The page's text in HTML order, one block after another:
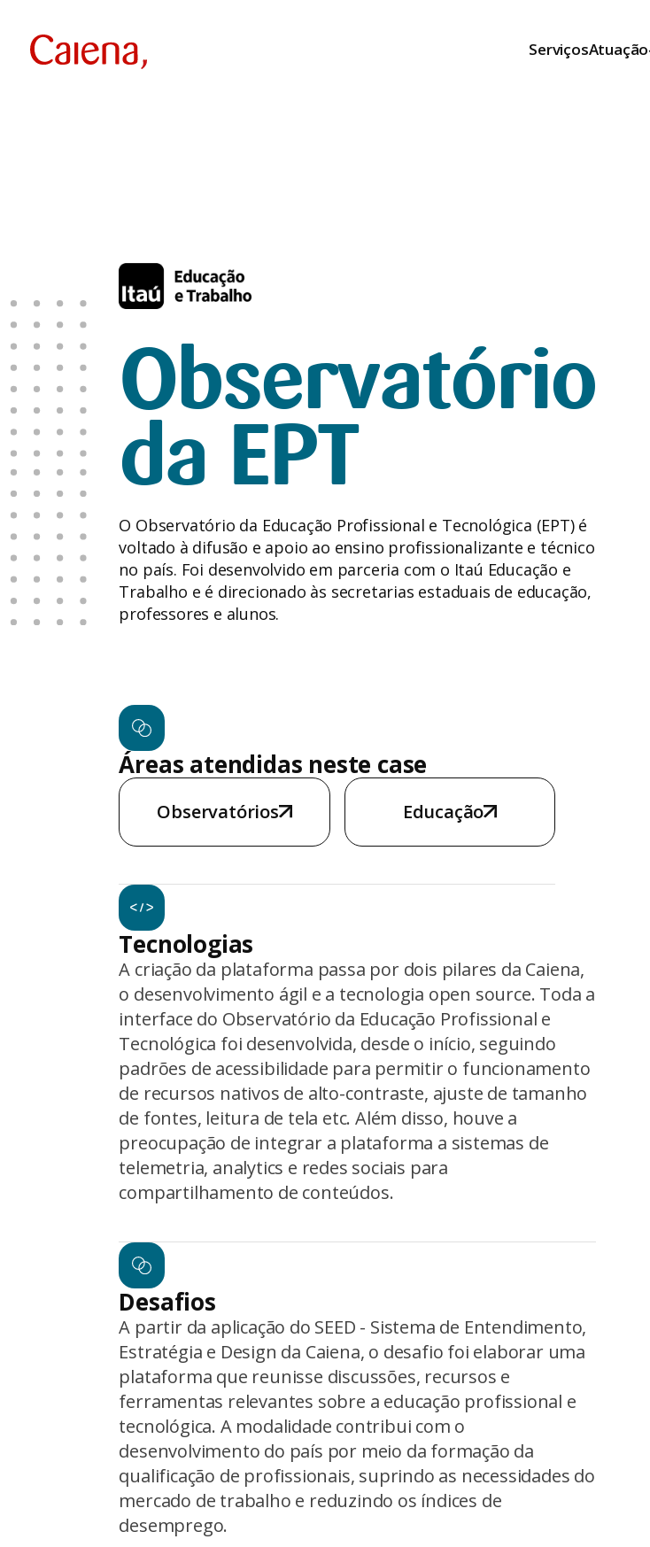
ServiçosAtuação
Observatório
da EPT
O Observatório da Educação Profissional e Tecnológica (EPT) é
voltado à difusão e apoio ao ensino profissionalizante e técnico
no país. Foi desenvolvido em parceria com o Itaú Educação e
Trabalho e é direcionado às secretarias estaduais de educação,
professores e alunos.
Áreas atendidas neste case
Observatórios Educação
Tecnologias
A criação da plataforma passa por dois pilares da Caiena,
o desenvolvimento ágil e a tecnologia open source. Toda a
interface do Observatório da Educação Profissional e
Tecnológica foi desenvolvida, desde o início, seguindo
padrões de acessibilidade para permitir o funcionamento
de recursos nativos de alto-contraste, ajuste de tamanho
de fontes, leitura de tela etc. Além disso, houve a
preocupação de integrar a plataforma a sistemas de
telemetria, analytics e redes sociais para
compartilhamento de conteúdos.
Desafios
A partir da aplicação do SEED - Sistema de Entendimento,
Estratégia e Design da Caiena, o desafio foi elaborar uma
plataforma que reunisse discussões, recursos e
ferramentas relevantes sobre a educação profissional e
tecnológica. A modalidade contribui com o
desenvolvimento do país por meio da formação da
qualificação de profissionais, suprindo as necessidades do
mercado de trabalho e reduzindo os índices de
desemprego.